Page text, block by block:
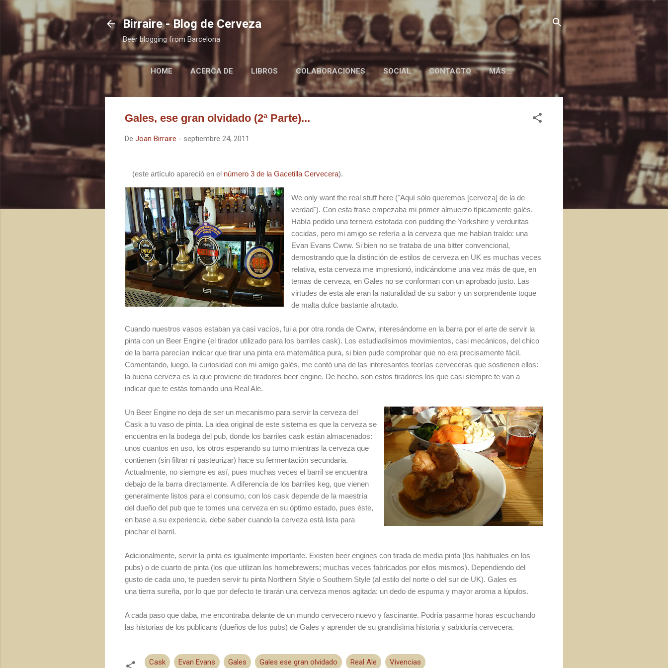
Ir al contenido principal
Birraire - Blog de Cerveza
Beer blogging from Barcelona
HOME ACERCA DE LIBROS COLABORACIONES SOCIAL CONTACTO MÁS…
BIRRAIRE IN ENGLISH
Gales, ese gran olvidado (2ª Parte)...
De Joan Birraire - septiembre 24, 2011
(este artículo apareció en el número 3 de la Gacetilla Cervecera).
We only want the real stuff here ("Aquí sólo queremos [cerveza] de la de
verdad"). Con esta frase empeza­ba mi primer almuerzo típicamente galés.
Había pedido una ternera esto­fada con pudding the Yorkshire y verduritas
cocidas, pero mi amigo se refería a la cerveza que me habían traído: una
Evan Evans Cwrw. Si bien no se trataba de una bitter con­vencional,
demostrando que la dis­tinción de estilos de cerveza en UK es muchas veces
relativa, esta cerve­za me impresionó, indicándome una vez más de que, en
temas de cerveza, en Gales no se conforman con un aprobado justo. Las
virtudes de esta ale eran la naturalidad de su sabor y un sorprendente toque
de malta dul­ce bastante afrutado.
Cuando nuestros vasos estaban ya casi vacíos, fui a por otra ronda de Cwrw, interesándome en la barra por el arte de servir la
pinta con un Beer Engine (el tirador utilizado pa­ra los barriles cask). Los estudiadísi­mos movimientos, casi mecánicos, del chico
de la barra parecían indi­car que tirar una pinta era matemáti­ca pura, si bien pude comprobar que no era precisamente fácil.
Comentan­do, luego, la curiosidad con mi ami­go galés, me contó una de las interesantes teorías cerveceras que sostienen ellos:
la buena cerveza es la que proviene de tiradores beer en­gine. De hecho, son estos tiradores los que casi siempre te van a
indicar que te estás tomando una Real Ale.
Un Beer Engine no deja de ser un mecanismo para servir la cerveza del
Cask a tu vaso de pinta. La idea original de este sistema es que la cer­veza se
encuentra en la bodega del pub, donde los barriles cask están al­macenados:
unos cuantos en uso, los otros esperando su turno mientras la cerveza que
contienen (sin filtrar ni pasteurizar) hace su fermentación secundaria.
Actualmente, no siem­pre es así, pues muchas veces el ba­rril se encuentra
debajo de la barra directamente. A diferencia de los barriles keg, que vienen
generalmente listos para el consumo, con los cask depende de la maestría
del dueño del pub que te tomes una cerveza en su óptimo esta­do, pues éste,
en base a su experien­cia, debe saber cuando la cerveza está lista para
pinchar el barril.
Adicionalmente, servir la pinta es igualmente importante. Existen beer engines con tirada de media pinta (los habituales en los
pubs) o de cuarto de pinta (los que utilizan los homebrewers; muchas veces fa­bricados por ellos mismos). Depen­diendo del
gusto de cada uno, te pueden servir tu pinta Northern Sty­le o Southern Style (al estilo del nor­te o del sur de UK). Gales es
una tierra sureña, por lo que por defecto te tirarán una cerveza menos agita­da: un dedo de espuma y mayor aro­ma a lúpulos.
A cada paso que daba, me en­contraba delante de un mundo cerve­cero nuevo y fascinante. Podría pasarme horas escuchando
las histo­rias de los publicans (dueños de los pubs) de Gales y aprender de su grandísima historia y sabiduría cer­vecera.
Cask Evan Evans Gales Gales ese gran olvidado Real Ale Vivencias